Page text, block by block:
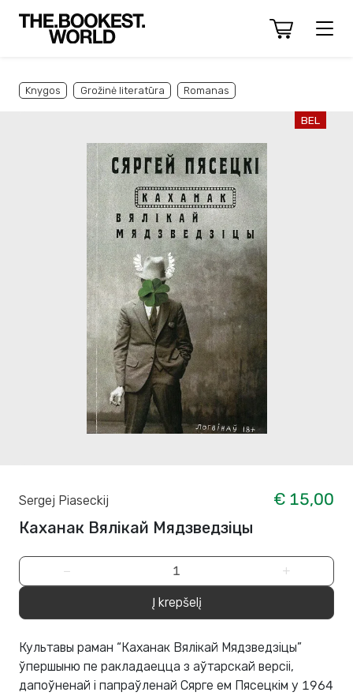
Knygos Grožinė literatūra Romanas
BEL
Sergej Piaseckij
€ 15,00
Каханак Вялікай Мядзведзіцы
− +
Į krepšelį
Культавы раман “Каханак Вялікай Мядзведзіцы”
ўпершыню пе­ ракладаецца з аўтарскай версіі,
дапоўненай і папраўленай Сярге­ ем Пясецкім у 1964